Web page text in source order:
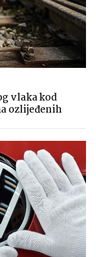
vlaka kod
ozlijeđenih